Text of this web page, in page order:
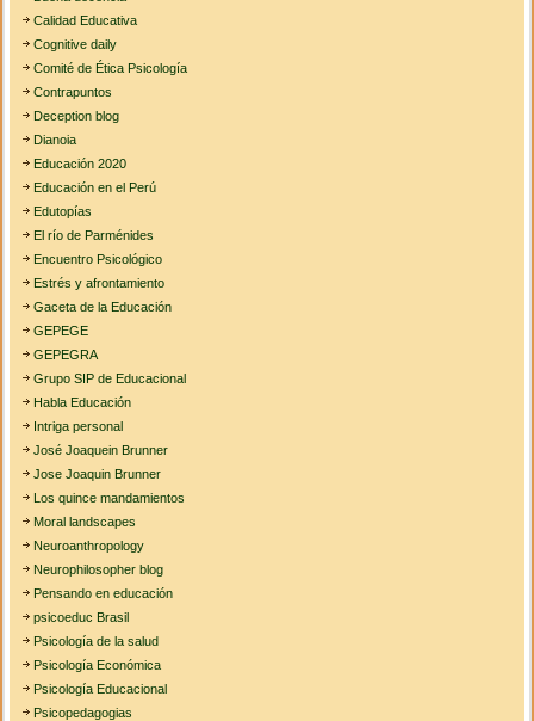
Calidad Educativa
Cognitive daily
Comité de Ética Psicología
Contrapuntos
Deception blog
Dianoia
Educación 2020
Educación en el Perú
Edutopías
El río de Parménides
Encuentro Psicológico
Estrés y afrontamiento
Gaceta de la Educación
GEPEGE
GEPEGRA
Grupo SIP de Educacional
Habla Educación
Intriga personal
José Joaquein Brunner
Jose Joaquin Brunner
Los quince mandamientos
Moral landscapes
Neuroanthropology
Neurophilosopher blog
Pensando en educación
psicoeduc Brasil
Psicología de la salud
Psicología Económica
Psicología Educacional
Psicopedagogias